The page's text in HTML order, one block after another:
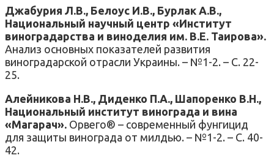
Джабурия Л.В., Белоус И.В., Бурлак А.В.,
Национальный научный центр «Институт
виноградарства и виноделия им. В.Е. Таирова».
Анализ основных показателей развития
виноградарской отрасли Украины. – №1-2. – С. 22-
25.
Алейникова Н.В., Диденко П.А., Шапоренко В.Н.,
Национальный институт винограда и вина
«Магарач». Орвего® – современный фунгицид
для защиты винограда от милдью. – №1-2. – С. 40-
42.